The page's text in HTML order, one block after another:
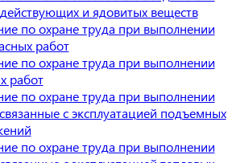
и ядовитых веществ
по охране труда при выполнении
работ
по охране труда при выполнении
работ
по охране труда при выполнении
с эксплуатацией подъемных
по охране труда при выполнении